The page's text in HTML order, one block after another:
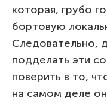
которая, грубо
бортовую
Следовательно,
подделать эти
поверить в то,
на самом деле